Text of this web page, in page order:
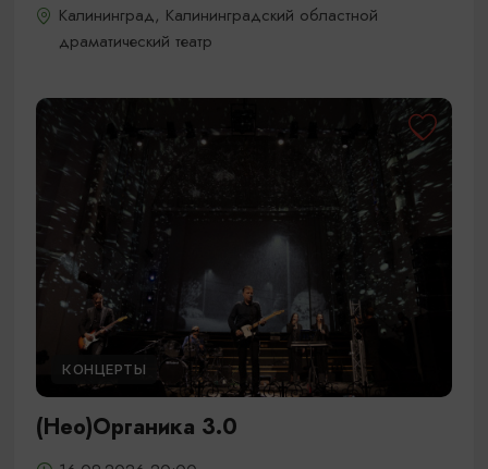
Калининград, Калининградский областной
драматический театр
КОНЦЕРТЫ
(Нео)Органика 3.0